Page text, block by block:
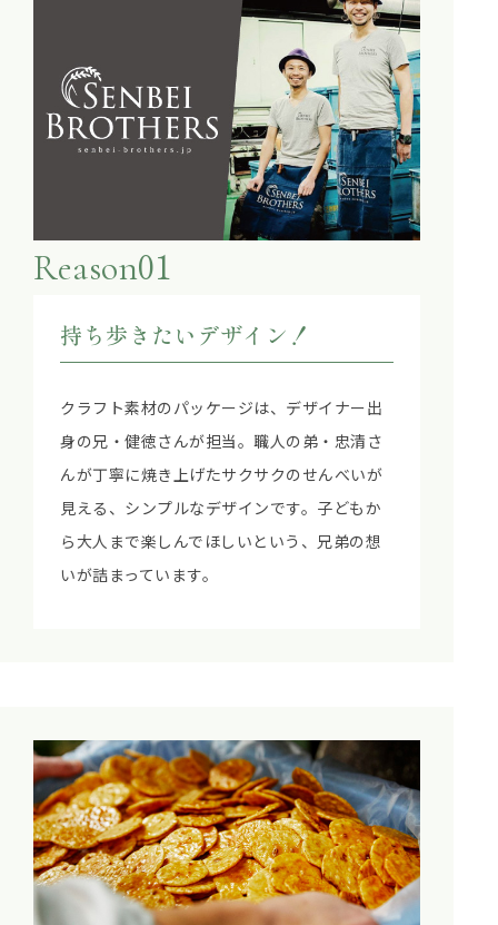
Reason01
持ち歩きたいデザイン！
クラフト素材のパッケージは、デザイナー出
身の兄・健徳さんが担当。職人の弟・忠清さ
んが丁寧に焼き上げたサクサクのせんべいが
見える、シンプルなデザインです。子どもか
ら大人まで楽しんでほしいという、兄弟の想
いが詰まっています。